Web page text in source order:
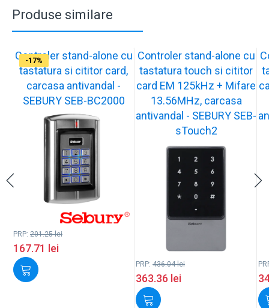
Produse similare
-17%
Controler stand-alone cu
tastatura si cititor card,
carcasa antivandal -
SEBURY SEB-BC2000
PRP: 201.25lei
167.71 lei
-17%
Controler stand-alone cu
tastatura touch si cititor
card EM 125kHz + Mifare
13.56MHz, carcasa
antivandal - SEBURY SEB-
sTouch2
PRP: 436.04lei
363.36 lei
-17%
-17%